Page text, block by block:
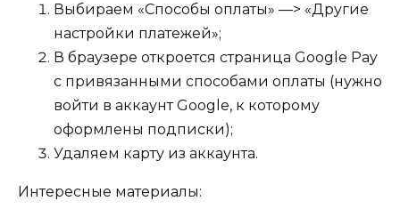
Выбираем «Способы оплаты» —> «Другие
настройки платежей»;
В браузере откроется страница Google Pay
с привязанными способами оплаты (нужно
войти в аккаунт Google, к которому
оформлены подписки);
Удаляем карту из аккаунта.
Интересные материалы: